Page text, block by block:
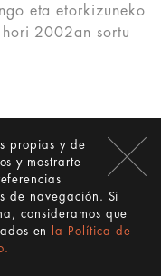
propias y de
y mostrarte
de navegación. Si
consideramos que
en
la Política de
eta etorkizuneko
2002an sortu